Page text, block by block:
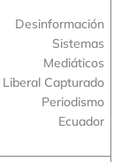
Desinformación
Sistemas
Mediáticos
Liberal Capturado
Periodismo
Ecuador